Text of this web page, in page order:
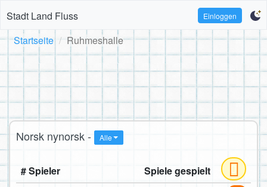
Stadt Land Fluss Einloggen
Startseite Ruhmeshalle
Norsk nynorsk - Alle
# Spieler
Spiele gespielt